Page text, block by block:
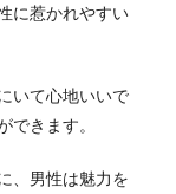
に惹かれやすい
いて心地いいで
できます。
、男性は魅力を